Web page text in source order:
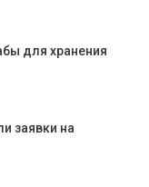
для хранения
заявки на